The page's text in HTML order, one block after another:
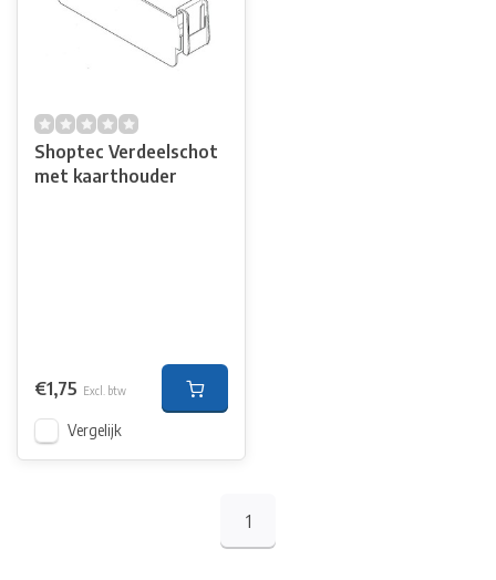
Shoptec Verdeelschot
met kaarthouder
€1,75 Excl. btw
Vergelijk
1